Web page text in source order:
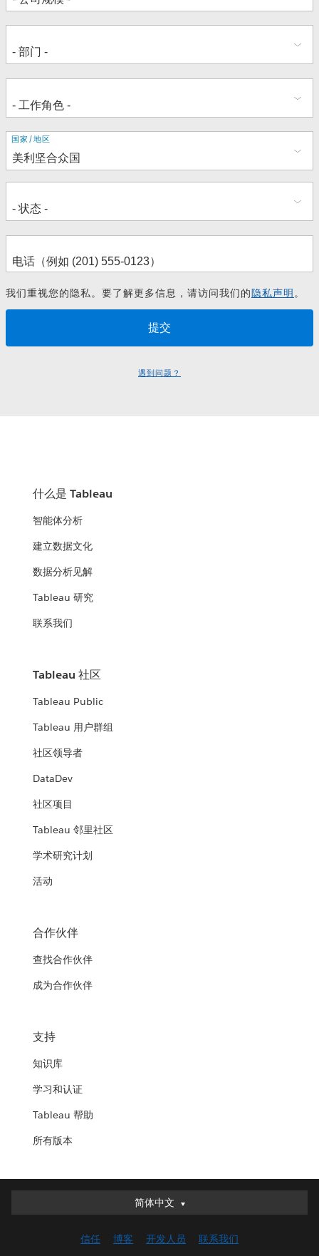
地
址
国家/地区
我们重视您的隐私。要了解更多信息，请访问我们的隐私声明。
遇到问题？
什么是 Tableau
智能体分析
建立数据文化
数据分析见解
Tableau 研究
联系我们
Tableau 社区
Tableau Public
Tableau 用户群组
社区领导者
DataDev
社区项目
Tableau 邻里社区
学术研究计划
活动
合作伙伴
查找合作伙伴
成为合作伙伴
支持
知识库
学习和认证
Tableau 帮助
所有版本
简体中文
简体中文
English (UK)
信任 博客 开发人员 联系我们